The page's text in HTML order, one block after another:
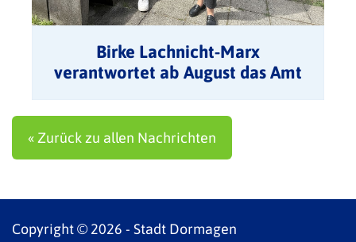
Birke Lachnicht-Marx
verantwortet ab August das Amt
« Zurück zu allen Nachrichten
Copyright © 2026 - Stadt Dormagen